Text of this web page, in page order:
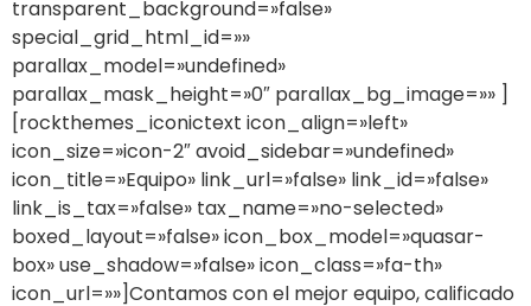
transparent_background=»false»
special_grid_html_id=»»
parallax_model=»undefined»
parallax_mask_height=»0″ parallax_bg_image=»» ]
[rockthemes_iconictext icon_align=»left»
icon_size=»icon-2″ avoid_sidebar=»undefined»
icon_title=»Equipo» link_url=»false» link_id=»false»
link_is_tax=»false» tax_name=»no-selected»
boxed_layout=»false» icon_box_model=»quasar-
box» use_shadow=»false» icon_class=»fa-th»
icon_url=»»]Contamos con el mejor equipo, calificado